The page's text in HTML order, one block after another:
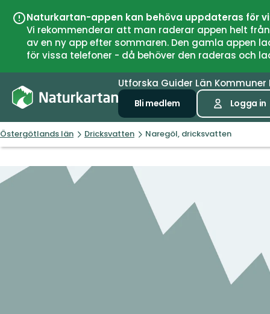
Naturkartan-appen kan behöva uppdateras för
Vi rekommenderar att man raderar appen helt
av en ny app efter sommaren. Den gamla
för vissa telefoner - då behöver den raderas och
Utforska Guider Län Kommuner
Bli medlem Logga in
Östergötlands län Dricksvatten Naregöl, dricksvatten